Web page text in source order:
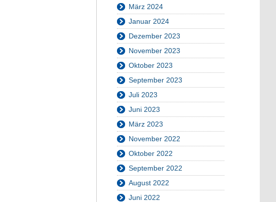
März 2024
Januar 2024
Dezember 2023
November 2023
Oktober 2023
September 2023
Juli 2023
Juni 2023
März 2023
November 2022
Oktober 2022
September 2022
August 2022
Juni 2022